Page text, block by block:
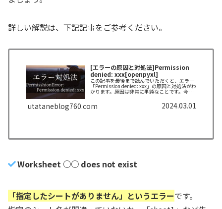
詳しい解説は、下記記事をご参考ください。
[エラーの原因と対処法]Permission
denied: xxx[openpyxl]
この記事を最後まで読んでいただくと、エラー
「Permission denied: xxx」の原因と対処法がわ
かります。原因は非常に単純なことです。今す
utataneblog760.com 2024.03.01
Worksheet ○○ does not exist
「指定したシートがありません」というエラーです。